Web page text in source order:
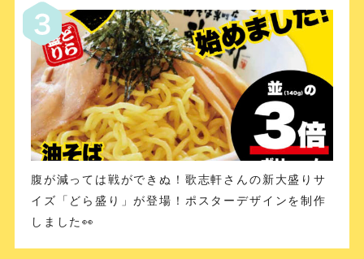
腹が減っては戦ができぬ！歌志軒さんの新大盛りサ
イズ「どら盛り」が登場！ポスターデザインを制作
しました👀